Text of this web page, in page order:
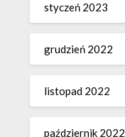
styczeń 2023
grudzień 2022
listopad 2022
październik 2022